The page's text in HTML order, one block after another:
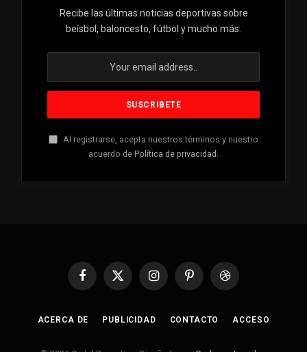
Recibe las últimas noticias deportivas sobre
beísbol, baloncesto, fútbol y mucho más.
Al registrarse, acepta nuestros términos y nuestro
acuerdo de Política de privacidad .
Facebook
X
InstagramPinterestDribbble
ACERCA DE PUBLICIDAD CONTACTO ACCESO